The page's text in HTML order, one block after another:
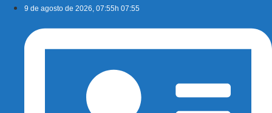
conteúdo
9 de agosto de 2026, 07:55h 07:55